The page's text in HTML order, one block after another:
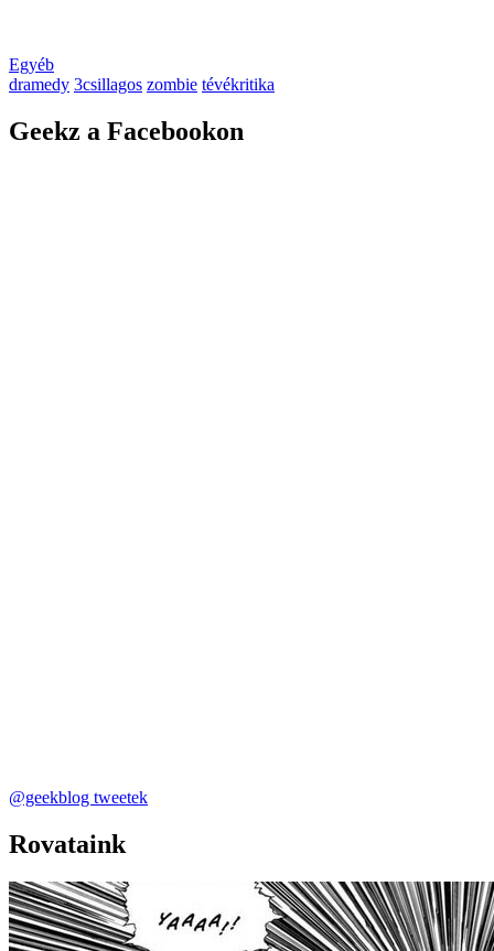
Egyéb
dramedy 3csillagos zombie tévékritika
Geekz a Facebookon
@geekblog tweetek
Rovataink